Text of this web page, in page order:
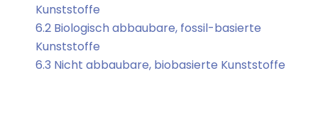
Kunststoffe
6.2 Biologisch abbaubare, fossil-basierte
Kunststoffe
6.3 Nicht abbaubare, biobasierte Kunststoffe